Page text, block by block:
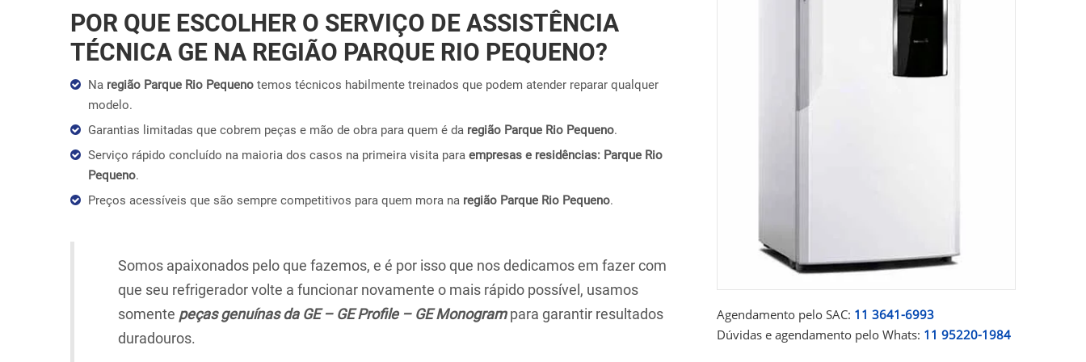
POR QUE ESCOLHER O SERVIÇO DE ASSISTÊNCIA
TÉCNICA GE NA REGIÃO PARQUE RIO PEQUENO?
Na região Parque Rio Pequeno temos técnicos habilmente treinados que podem atender reparar qualquer
modelo.
Garantias limitadas que cobrem peças e mão de obra para quem é da região Parque Rio Pequeno.
Serviço rápido concluído na maioria dos casos na primeira visita para empresas e residências: Parque Rio
Pequeno.
Preços acessíveis que são sempre competitivos para quem mora na região Parque Rio Pequeno.
Somos apaixonados pelo que fazemos, e é por isso que nos dedicamos em fazer com
que seu refrigerador volte a funcionar novamente o mais rápido possível, usamos
somente peças genuínas da GE – GE Profile – GE Monogrampara garantir resultados
duradouros.
Agendamento pelo SAC: 11 3641-6993
Dúvidas e agendamento pelo Whats: 11 95220-1984